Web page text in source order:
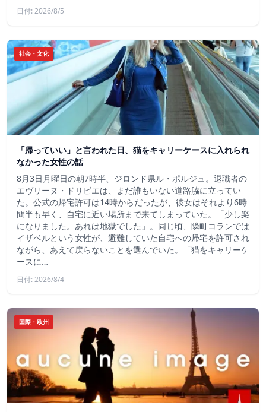
日付: 2026/8/5
社会・文化
「帰っていい」と言われた日、猫をキャリーケースに入れられ
なかった女性の話
8月3日月曜日の朝7時半、ジロンド県ル・ポルジュ。退職者の
エヴリーヌ・ドリビエは、まだ誰もいない道路脇に立ってい
た。公式の帰宅許可は14時からだったが、彼女はそれより6時
間半も早く、自宅に近い場所まで来てしまっていた。「少し楽
になりました。あれは地獄でした」。同じ頃、隣町コランでは
イザベルという女性が、避難していた自宅への帰宅を許可され
ながら、あえて戻らないことを選んでいた。「猫をキャリーケ
ースに…
日付: 2026/8/4
国際・欧州